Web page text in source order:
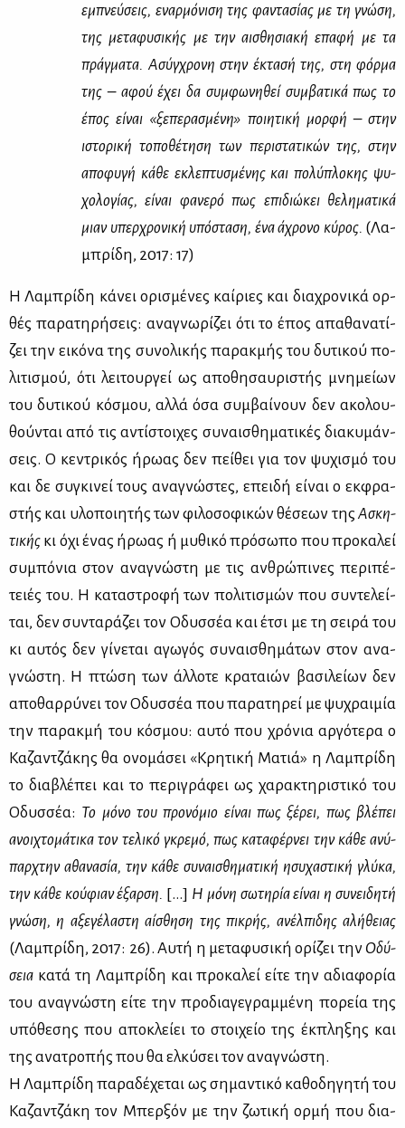
εμπνεύ­σεις, εναρ­μό­νι­ση της φα­ντα­σί­ας με τη γνώ­ση,
της με­τα­φυ­σι­κής με την αι­σθη­σια­κή επα­φή με τα
πράγ­μα­τα. Ασύγ­χρο­νη στην έκτα­σή της, στη φόρ­μα
της – αφού έχει δα συμ­φω­νη­θεί συμ­βα­τι­κά πως το
έπος εί­ναι «ξε­πε­ρα­σμέ­νη» ποι­η­τι­κή μορ­φή – στην
ιστο­ρι­κή το­πο­θέ­τη­ση των πε­ρι­στα­τι­κών της, στην
απο­φυ­γή κά­θε εκλε­πτυ­σμέ­νης και πο­λύ­πλο­κης ψυ­
χο­λο­γί­ας, εί­ναι φα­νε­ρό πως επι­διώ­κει θε­λη­μα­τι­κά
μιαν υπερ­χρο­νι­κή υπό­στα­ση, ένα άχρο­νο κύ­ρος. (Λα­
μπρί­δη, 2017: 17)
Η Λα­μπρί­δη κά­νει ορι­σμέ­νες καί­ριες και δια­χρο­νι­κά ορ­
θές πα­ρα­τη­ρή­σεις: ανα­γνω­ρί­ζει ότι το έπος απα­θα­να­τί­
ζει την ει­κό­να της συ­νο­λι­κής πα­ρακ­μής του δυ­τι­κού πο­
λι­τι­σμού, ότι λει­τουρ­γεί ως απο­θη­σαυ­ρι­στής μνη­μεί­ων
του δυ­τι­κού κό­σμου, αλ­λά όσα συμ­βαί­νουν δεν ακο­λου­
θού­νται από τις αντί­στοι­χες συ­ναι­σθη­μα­τι­κές δια­κυ­μάν­
σεις. Ο κε­ντρι­κός ήρω­ας δεν πεί­θει για τον ψυ­χι­σμό του
και δε συ­γκι­νεί τους ανα­γνώ­στες, επει­δή εί­ναι ο εκ­φρα­
στής και υλο­ποι­η­τής των φι­λο­σο­φι­κών θέ­σε­ων της Ασκη­
τι­κής κι όχι ένας ήρω­ας ή μυ­θι­κό πρό­σω­πο που προ­κα­λεί
συ­μπό­νια στον ανα­γνώ­στη με τις αν­θρώ­πι­νες πε­ρι­πέ­
τειές του. Η κα­τα­στρο­φή των πο­λι­τι­σμών που συ­ντε­λεί­
ται, δεν συ­ντα­ρά­ζει τον Οδυσ­σέα και έτσι με τη σει­ρά του
κι αυ­τός δεν γί­νε­ται αγω­γός συ­ναι­σθη­μά­των στον ανα­
γνώ­στη. Η πτώ­ση των άλ­λο­τε κρα­ταιών βα­σι­λεί­ων δεν
απο­θαρ­ρύ­νει τον Οδυσ­σέα που πα­ρα­τη­ρεί με ψυ­χραι­μία
την πα­ρακ­μή του κό­σμου: αυ­τό που χρό­νια αρ­γό­τε­ρα ο
Κα­ζαν­τζά­κης θα ονο­μά­σει «Κρη­τι­κή Μα­τιά» η Λα­μπρί­δη
το δια­βλέ­πει και το πε­ρι­γρά­φει ως χα­ρα­κτη­ρι­στι­κό του
Οδυσ­σέα: Το μό­νο του προ­νό­μιο εί­ναι πως ξέ­ρει, πως βλέ­πει
ανοι­χτο­μά­τι­κα τον τε­λι­κό γκρε­μό, πως κα­τα­φέρ­νει την κά­θε ανύ­
παρ­χτην αθα­να­σία, την κά­θε συ­ναι­σθη­μα­τι­κή ησυ­χα­στι­κή γλύ­κα,
την κά­θε κού­φιαν έξαρ­ση. […] Η μό­νη σω­τη­ρία εί­ναι η συ­νει­δη­τή
γνώ­ση, η αξε­γέ­λα­στη αί­σθη­ση της πι­κρής, ανέλ­πι­δης αλή­θειας
(Λα­μπρί­δη, 2017: 26). Αυ­τή η με­τα­φυ­σι­κή ορί­ζει την Οδύ­
σεια κα­τά τη Λα­μπρί­δη και προ­κα­λεί εί­τε την αδια­φο­ρία
του ανα­γνώ­στη εί­τε την προ­δια­γε­γραμ­μέ­νη πο­ρεία της
υπό­θε­σης που απο­κλεί­ει το στοι­χείο της έκ­πλη­ξης και
της ανα­τρο­πής που θα ελ­κύ­σει τον ανα­γνώ­στη.
Η Λα­μπρί­δη πα­ρα­δέ­χε­ται ως ση­μα­ντι­κό κα­θο­δη­γη­τή του
Κα­ζαν­τζά­κη τον Μπερ­ξόν με την ζω­τι­κή ορ­μή που δια­